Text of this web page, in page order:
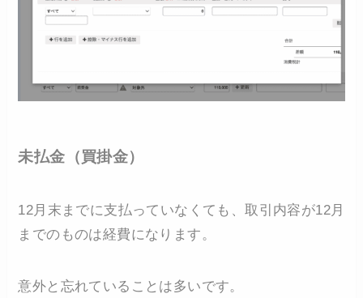
未払金（買掛金）
12月末までに支払っていなくても、取引内容が12月
までのものは経費になります。
意外と忘れていることは多いです。